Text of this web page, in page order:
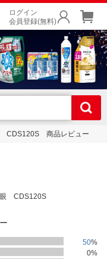
ログイン
会員登録(無料)
商品レビュー
CDS120S
50%
0%